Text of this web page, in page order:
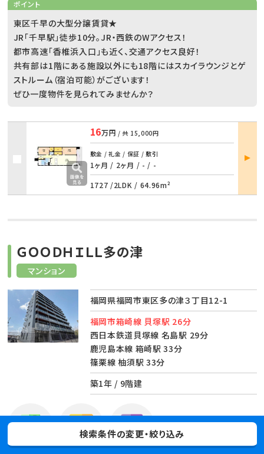
ポイント
東区千早の大型分譲賃貸★
JR「千早駅」徒歩10分。JR・西鉄のWアクセス！
都市高速「香椎浜入口」も近く、交通アクセス良好！
共有部は1階にある施設以外にも18階にはスカイラウンジとゲ
ストルーム（宿泊可能）がございます！
ぜひ一度物件を見られてみませんか？
16万円 / 共 15,000円
敷金 / 礼金 / 保証 / 敷引
1ヶ月 / 2ヶ月 / - / -
1727 /2LDK / 64.96m²
部屋
詳細
マンション
ＧＯＯＤＨＩＬＬ多の津
福岡県福岡市東区多の津３丁目12-1
福岡市箱崎線 貝塚駅 26分
西日本鉄道貝塚線 名島駅 29分
鹿児島本線 箱崎駅 33分
篠栗線 柚須駅 33分
築1年 / 9階建
検索条件の変更・絞り込み